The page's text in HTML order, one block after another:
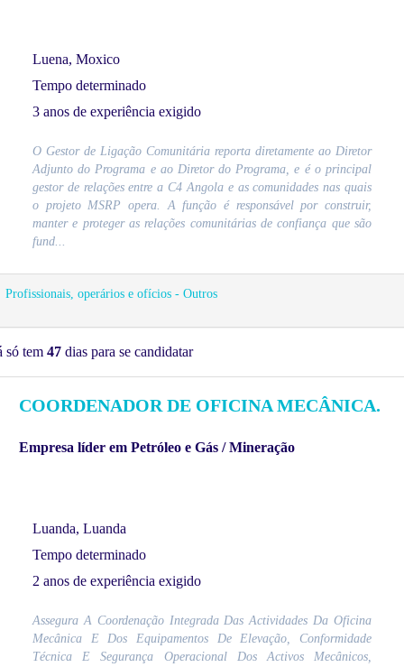
Luena, Moxico
Tempo determinado
3 anos de experiência exigido
O Gestor de Ligação Comunitária reporta diretamente ao Diretor
Adjunto do Programa e ao Diretor do Programa, e é o principal
gestor de relações entre a C4 Angola e as comunidades nas quais
o projeto MSRP opera. A função é responsável por construir,
manter e proteger as relações comunitárias de confiança que são
fund...
Profissionais, operários e ofícios - Outros
só tem 47 dias para se candidatar
COORDENADOR DE OFICINA MECÂNICA.
Empresa líder em Petróleo e Gás / Mineração
Luanda, Luanda
Tempo determinado
2 anos de experiência exigido
Assegura A Coordenação Integrada Das Actividades Da Oficina
Mecânica E Dos Equipamentos De Elevação, Conformidade
Técnica E Segurança Operacional Dos Activos Mecânicos,